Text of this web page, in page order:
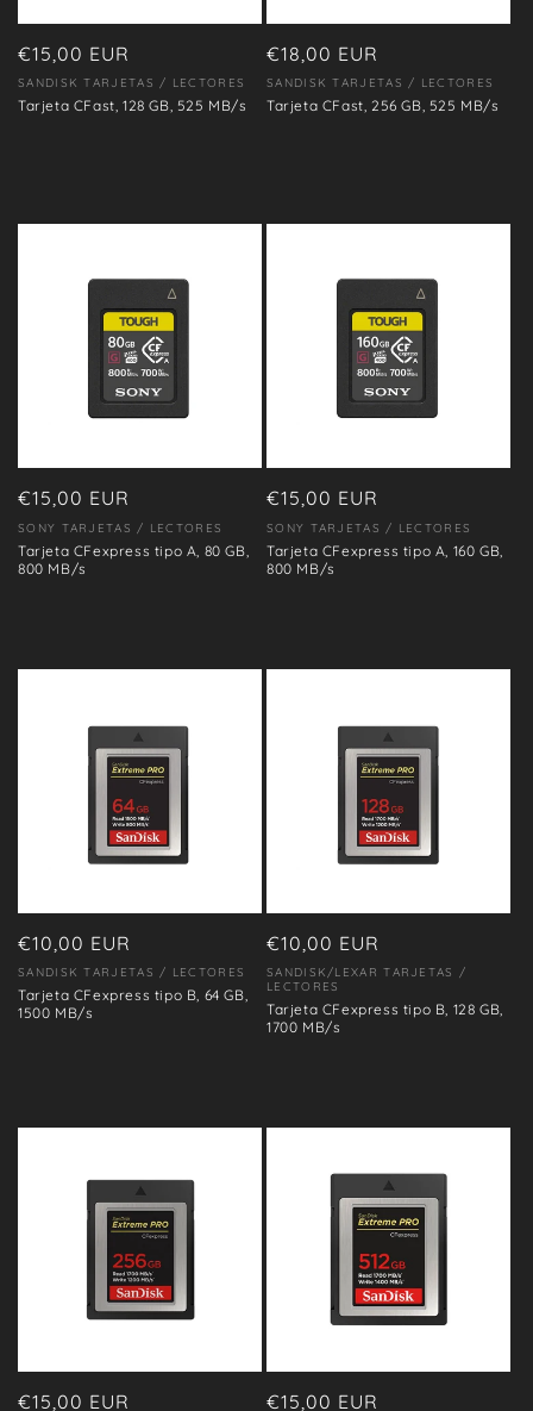
Precio
habitual
€15,00 EUR
Proveedor:
SANDISK TARJETAS / LECTORES
Tarjeta CFast, 128 GB, 525 MB/s
Precio
habitual
€18,00 EUR
Proveedor:
SANDISK TARJETAS / LECTORES
Tarjeta CFast, 256 GB, 525 MB/s
Precio
habitual
€15,00 EUR
Proveedor:
SONY TARJETAS / LECTORES
Tarjeta CFexpress tipo A, 80 GB,
800 MB/s
Precio
habitual
€15,00 EUR
Proveedor:
SONY TARJETAS / LECTORES
Tarjeta CFexpress tipo A, 160 GB,
800 MB/s
Precio
habitual
€10,00 EUR
Proveedor:
SANDISK TARJETAS / LECTORES
Tarjeta CFexpress tipo B, 64 GB,
1500 MB/s
Precio
habitual
€10,00 EUR
Proveedor:
SANDISK/LEXAR TARJETAS /
LECTORES
Tarjeta CFexpress tipo B, 128 GB,
1700 MB/s
Precio
€15,00 EUR
Precio
€15,00 EUR